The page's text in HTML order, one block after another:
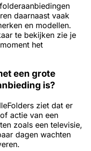
daarnaast vaak
en modellen.
te bekijken zie je
het
een grote
is?
ziet dat er
actie van een
zoals een televisie,
dagen wachten